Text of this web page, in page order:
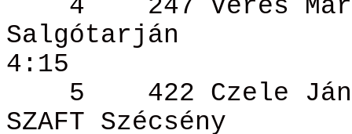
4
247 Veres
Salgótarján
4:15
5
422 Czele
SZAFT Szécsény